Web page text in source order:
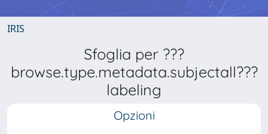
IRIS
Sfoglia per ???
browse.type.metadata.subjectall???
labeling
Opzioni